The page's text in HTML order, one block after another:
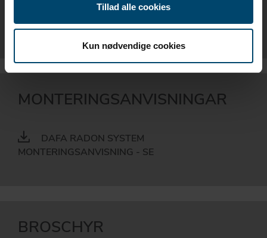
Tillad alle cookies
Kun nødvendige cookies
DAFA BUTYLTEJP - SE
MONTERINGSANVISNINGAR
DAFA RADON SYSTEM
MONTERINGSANVISNING - SE
BROSCHYR